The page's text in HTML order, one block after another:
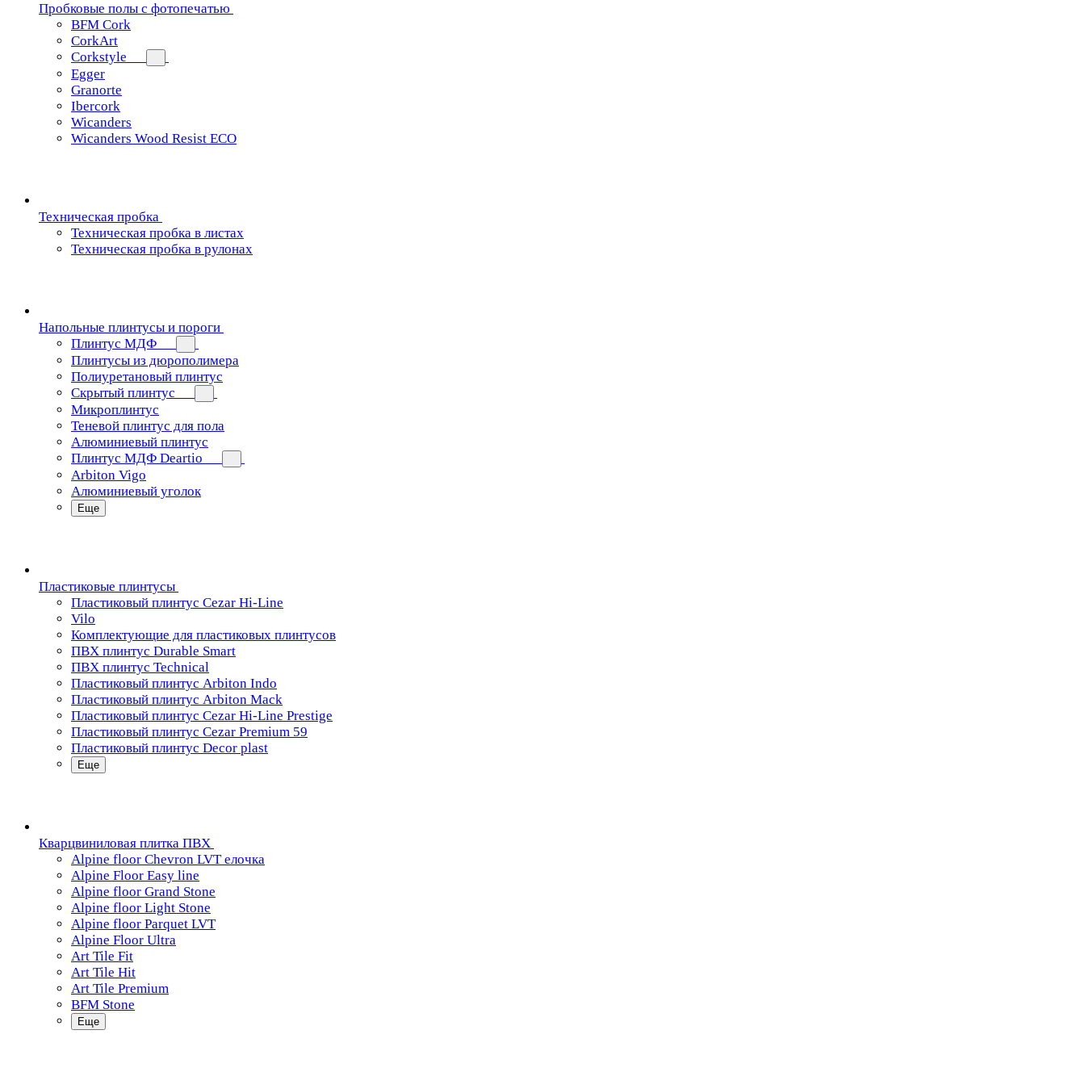
Пробковые полы с фотопечатью
BFM Cork
CorkArt
Corkstyle
Egger
Granorte
Ibercork
Wicanders
Wicanders Wood Resist ECO
Техническая пробка
Техническая пробка в листах
Техническая пробка в рулонах
Напольные плинтусы и пороги
Плинтус МДФ
Плинтусы из дюрополимера
Полиуретановый плинтус
Скрытый плинтус
Микроплинтус
Теневой плинтус для пола
Алюминиевый плинтус
Плинтус МДФ Deartio
Arbiton Vigo
Алюминиевый уголок
Еще
Пластиковые плинтусы
Пластиковый плинтус Cezar Hi-Line
Vilo
Комплектующие для пластиковых плинтусов
ПВХ плинтус Durable Smart
ПВХ плинтус Technical
Пластиковый плинтус Arbiton Indo
Пластиковый плинтус Arbiton Mack
Пластиковый плинтус Cezar Hi-Line Prestige
Пластиковый плинтус Cezar Premium 59
Пластиковый плинтус Decor plast
Еще
Кварцвиниловая плитка ПВХ
Alpine floor Chevron LVT елочка
Alpine Floor Easy line
Alpine floor Grand Stone
Alpine floor Light Stone
Alpine floor Parquet LVT
Alpine Floor Ultra
Art Tile Fit
Art Tile Hit
Art Tile Premium
BFM Stone
Еще